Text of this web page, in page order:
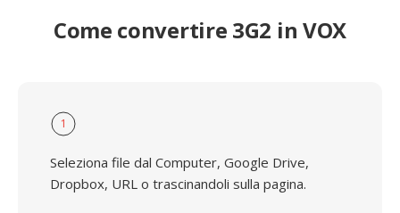
Come convertire 3G2 in VOX
1
Seleziona file dal Computer, Google Drive,
Dropbox, URL o trascinandoli sulla pagina.